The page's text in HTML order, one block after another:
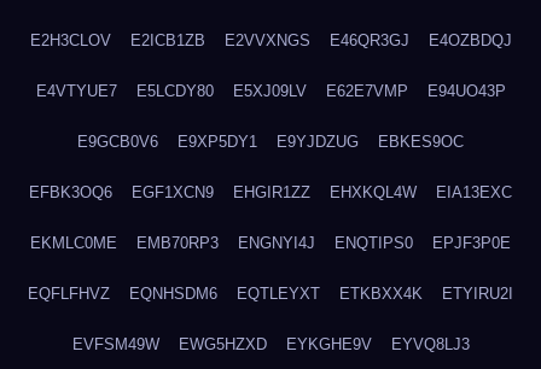
E2H3CLOV E2ICB1ZB E2VVXNGS E46QR3GJ E4OZBDQJ
E4VTYUE7 E5LCDY80 E5XJ09LV E62E7VMP E94UO43P
E9GCB0V6 E9XP5DY1 E9YJDZUG EBKES9OC
EFBK3OQ6 EGF1XCN9 EHGIR1ZZ EHXKQL4W EIA13EXC
EKMLC0ME EMB70RP3 ENGNYI4J ENQTIPS0 EPJF3P0E
EQFLFHVZ EQNHSDM6 EQTLEYXT ETKBXX4K ETYIRU2I
EVFSM49W EWG5HZXD EYKGHE9V EYVQ8LJ3